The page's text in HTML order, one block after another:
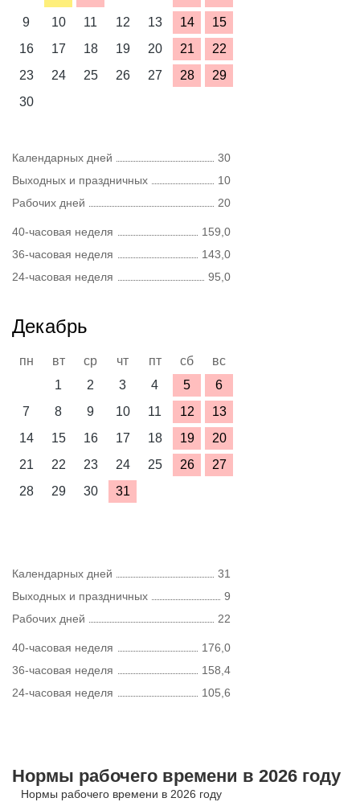
9
10 11 12 13 14
15
16
17 18 19 20 21
22
23
24 25 26 27 28
29
30
Календарных дней
30
Выходных и праздничных
10
Рабочих дней
20
40-часовая неделя
159,0
36-часовая неделя
143,0
24-часовая неделя
95,0
Декабрь
пн вт ср чт пт сб
вс
1
2 3 4 5
6
7
8 9 10 11 12
13
14
15 16 17 18 19
20
21
22 23 24 25 26
27
28
29 30 31
Календарных дней
31
Выходных и праздничных
9
Рабочих дней
22
40-часовая неделя
176,0
36-часовая неделя
158,4
24-часовая неделя
105,6
Нормы рабочего времени в 2026 году
Нормы рабочего времени в 2026 году